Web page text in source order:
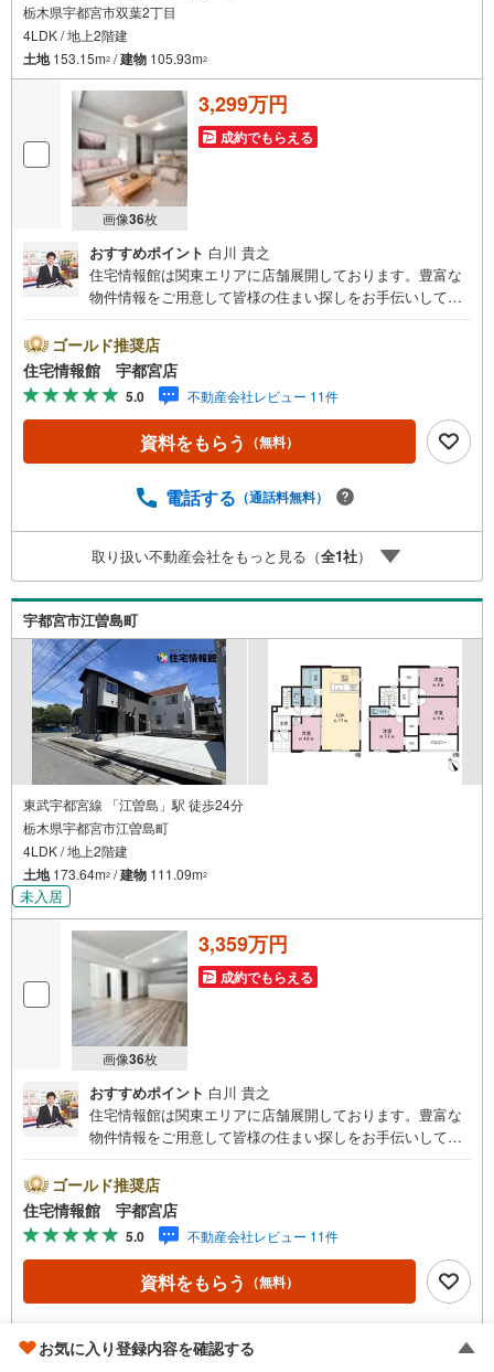
栃木県宇都宮市双葉2丁目
4LDK / 地上2階建
土地153.15m2 /建物 105.93m2
画像36枚
3,299万円
成約でもらえる
おすすめポイント 白川 貴之
住宅情報館は関東エリアに店舗展開しております。豊富な
物件情報をご用意して皆様の住まい探しをお手伝いしてお
さい。住宅ローン相談会も同時開催中無理のない住宅ロー
ンの試算やご購入の際にかかる諸費用の概算も行っており
ます。しっかりとした資金計画のアドバイスをさせて頂き
ますので、お気軽にご相談ください。
ゴールド推奨店
住宅情報館 宇都宮店
5.0 不動産会社レビュー 11件
資料をもらう （無料）
電話する （通話料無料）
取り扱い不動産会社をもっと見る（全1社）
宇都宮市江曽島町
東武宇都宮線 「江曽島」駅 徒歩24分
栃木県宇都宮市江曽島町
4LDK / 地上2階建
土地173.64m2 /建物 111.09m2
未入居
画像36枚
3,359万円
成約でもらえる
おすすめポイント 白川 貴之
住宅情報館は関東エリアに店舗展開しております。豊富な
物件情報をご用意して皆様の住まい探しをお手伝いしてお
さい。住宅ローン相談会も同時開催中無理のない住宅ロー
ンの試算やご購入の際にかかる諸費用の概算も行っており
ます。しっかりとした資金計画のアドバイスをさせて頂き
ますので、お気軽にご相談ください。
ゴールド推奨店
住宅情報館 宇都宮店
5.0 不動産会社レビュー 11件
資料をもらう （無料）
電話する
お気に入り登録内容を確認する